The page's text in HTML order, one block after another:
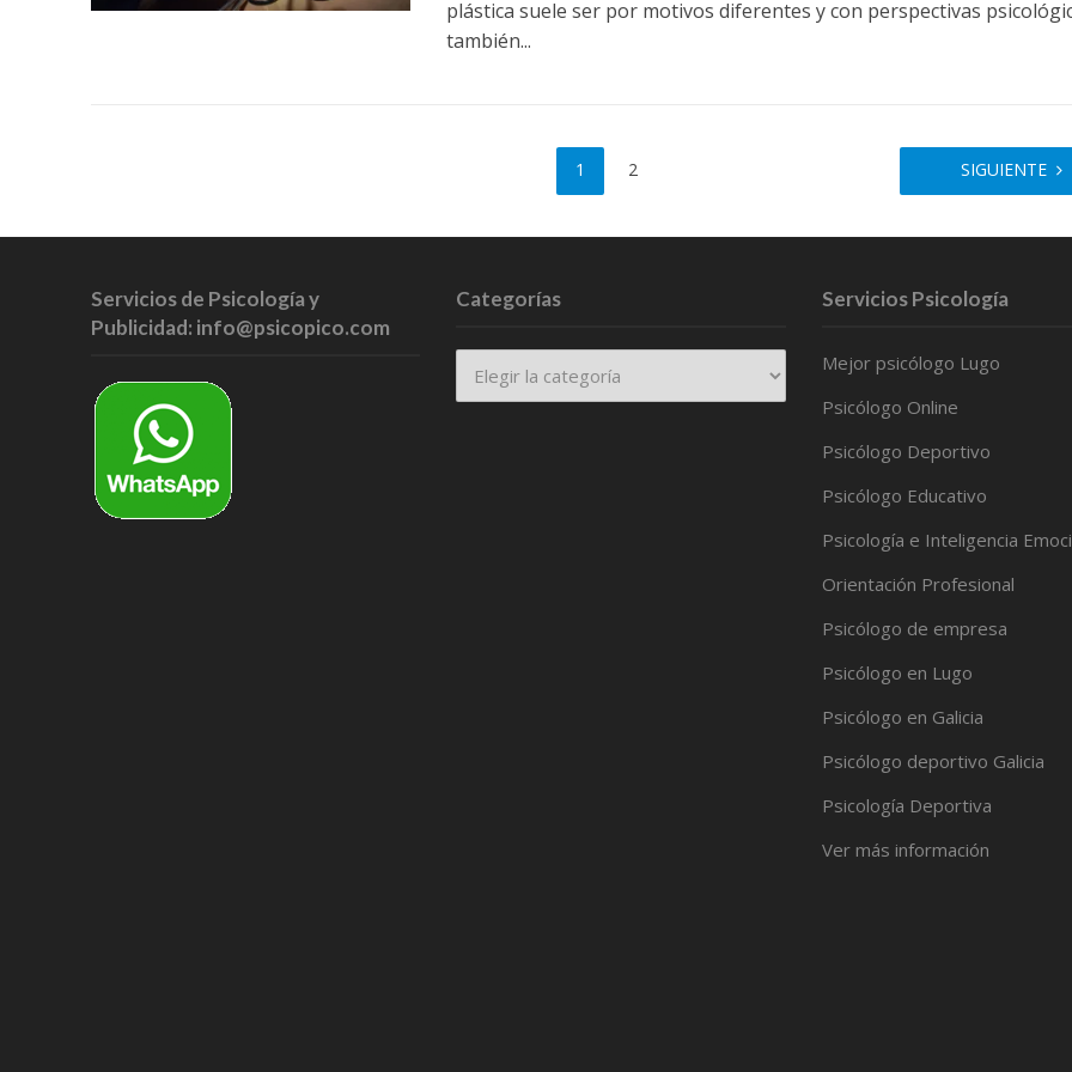
plástica suele ser por motivos diferentes y con perspectivas
también...
1 2 SIGUIENTE
Servicios de Psicología y
Publicidad: info@psicopico.com
Categorías Servicios Psicología
Mejor psicólogo Lugo
Psicólogo Online
Psicólogo Deportivo
Psicólogo Educativo
Psicología e Inteligencia
Orientación Profesional
Psicólogo de empresa
Psicólogo en Lugo
Psicólogo en Galicia
Psicólogo deportivo Galicia
Psicología Deportiva
Ver más información